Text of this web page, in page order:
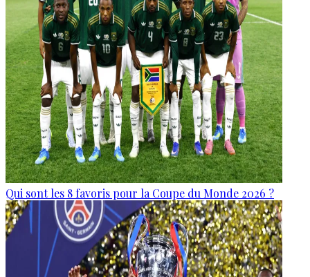
Qui sont les 8 favoris pour la Coupe du Monde 2026 ?